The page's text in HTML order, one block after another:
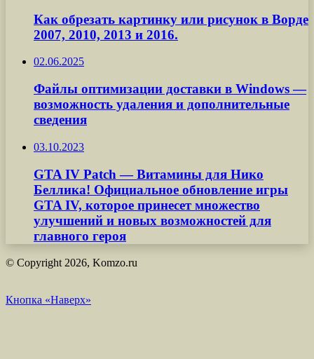
Как обрезать картинку или рисунок в Ворде
2007, 2010, 2013 и 2016.
02.06.2025
Файлы оптимизации доставки в Windows —
возможность удаления и дополнительные
сведения
03.10.2023
GTA IV Patch — Витамины для Нико
Беллика! Официальное обновление игры
GTA IV, которое принесет множество
улучшений и новых возможностей для
главного героя
© Copyright 2026, Komzo.ru
Кнопка «Наверх»